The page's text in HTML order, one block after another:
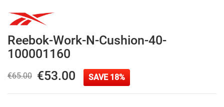
Reebok-Work-N-Cushion-40-
100001160
€65.00 €53.00 SAVE 18%